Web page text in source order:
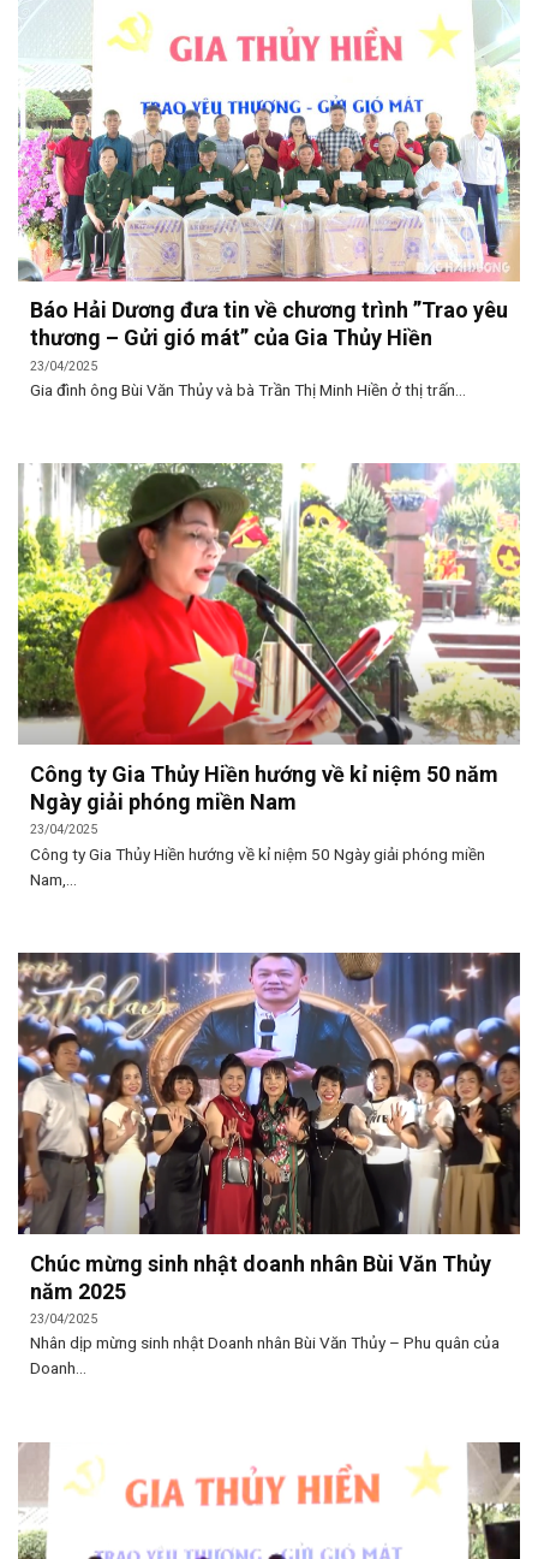
Báo Hải Dương đưa tin về chương trình ”Trao yêu
thương – Gửi gió mát” của Gia Thủy Hiền
23/04/2025
Gia đình ông Bùi Văn Thủy và bà Trần Thị Minh Hiền ở thị trấn...
Công ty Gia Thủy Hiền hướng về kỉ niệm 50 năm
Ngày giải phóng miền Nam
23/04/2025
Công ty Gia Thủy Hiền hướng về kỉ niệm 50 Ngày giải phóng miền
Nam,...
Chúc mừng sinh nhật doanh nhân Bùi Văn Thủy
năm 2025
23/04/2025
Nhân dịp mừng sinh nhật Doanh nhân Bùi Văn Thủy – Phu quân của
Doanh...